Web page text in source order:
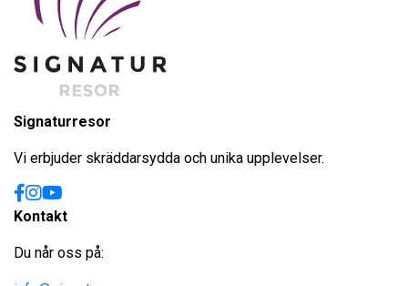
Signaturresor
Vi erbjuder skräddarsydda och unika upplevelser.
Kontakt
Du når oss på: